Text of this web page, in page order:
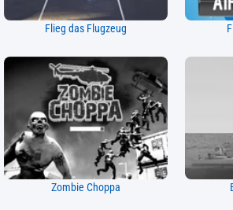
Flieg das Flugzeug
Zombie Choppa